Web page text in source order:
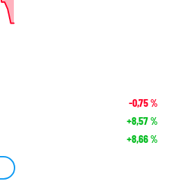
-0,75%
+8,57%
+8,66%